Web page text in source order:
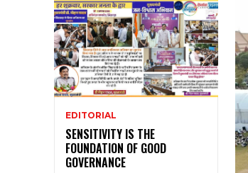
EDITORIAL
SENSITIVITY IS THE
FOUNDATION OF GOOD
GOVERNANCE